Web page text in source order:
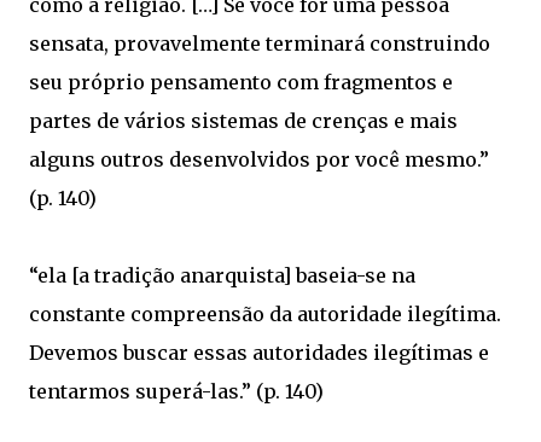
como a religião. […] Se você for uma pessoa
sensata, provavelmente terminará construindo
seu próprio pensamento com fragmentos e
partes de vários sistemas de crenças e mais
alguns outros desenvolvidos por você mesmo.”
(p. 140)
“ela [a tradição anarquista] baseia-se na
constante compreensão da autoridade ilegítima.
Devemos buscar essas autoridades ilegítimas e
tentarmos superá-las.” (p. 140)